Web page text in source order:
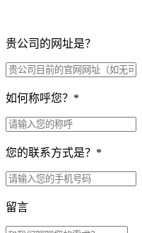
贵公司的网址是？
如何称呼您？ *
您的联系方式是？ *
留言